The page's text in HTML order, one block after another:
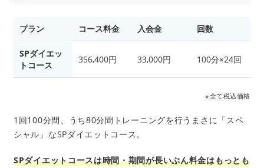
プラン コース料金 入会金 回数
SPダイエッ
トコース
356,400円 33,000円 100分×24回
※全て税込価格
1回100分間、うち80分間トレーニングを行うまさに「スペ
シャル」なSPダイエットコース。
SPダイエットコースは時間・期間が長いぶん料金はもっとも